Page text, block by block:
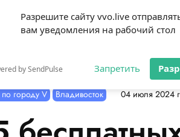
Разрешите сайту vvo.live
вам уведомления на рабочий стол
by SendPulse Запретить
Владивосток
твоего города
ТОП-5 бесплатных и ярких
городу V Владивосток 04 июля 2024